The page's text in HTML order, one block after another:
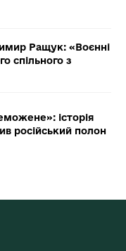
Ращук: «Воєнні
спільного з
історія
російський полон